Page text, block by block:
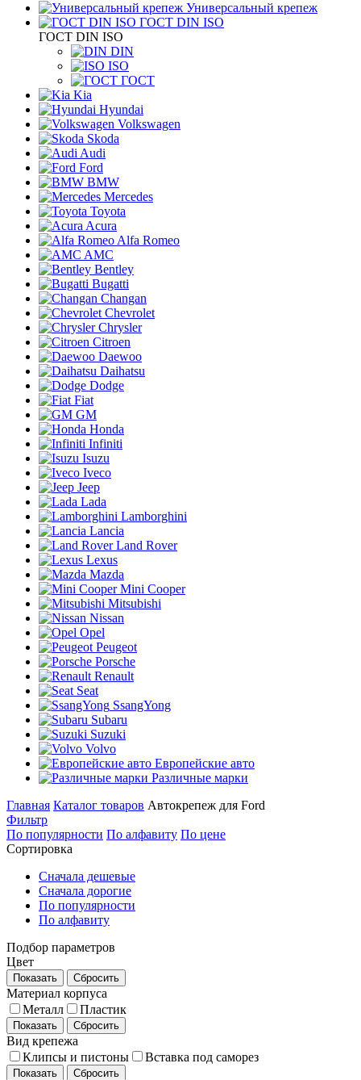
Универсальный крепеж
ГОСТ DIN ISO
ГОСТ DIN ISO
DIN
ISO
ГОСТ
Kia
Hyundai
Volkswagen
Skoda
Audi
Ford
BMW
Mercedes
Toyota
Acura
Alfa Romeo
AMC
Bentley
Bugatti
Changan
Chevrolet
Chrysler
Citroen
Daewoo
Daihatsu
Dodge
Fiat
GM
Honda
Infiniti
Isuzu
Iveco
Jeep
Lada
Lamborghini
Lancia
Land Rover
Lexus
Mazda
Mini Cooper
Mitsubishi
Nissan
Opel
Peugeot
Porsche
Renault
Seat
SsangYong
Subaru
Suzuki
Volvo
Европейские авто
Различные марки
Главная Каталог товаров Автокрепеж для Ford
Фильтр
По популярности По алфавиту По цене
Сортировка
Сначала дешевые
Сначала дорогие
По популярности
По алфавиту
Подбор параметров
Цвет
Показать Сбросить
Материал корпуса
Металл
Пластик
Показать Сбросить
Вид крепежа
Клипсы и пистоны
Вставка под саморез
Показать Сбросить